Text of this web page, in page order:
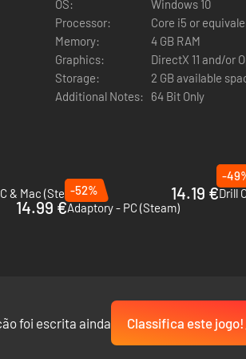
com conexões horizontais e verticais aos
(serão 10 após o lançamento
OS:
Windows 10
Processor:
Core i5 or
Memory:
4 GB RAM
Graphics:
DirectX 11 and/or
Storage:
2 GB available
Additional Notes:
64 Bit Only
& Mac (Steam)
14.19 €
-
Drill
14.99 €
-52%
Adaptory - PC (Steam)
foi escrita ainda Classifica este jogo!